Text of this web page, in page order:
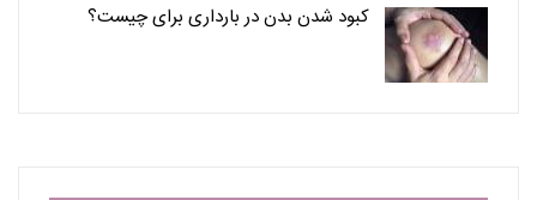
کبود شدن بدن در بارداری برای چیست؟